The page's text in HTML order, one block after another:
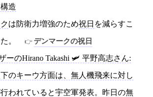
造
は防衛力増強のため祝日 を減らすこ
。 デンマークの祝日
ーのHirano Takashi 🛩️ 平野高志さん:
下のキーウ方面は、無人機飛来に対し
われていると宇空軍発表。昨日の無